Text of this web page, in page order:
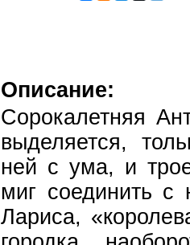
Описание:
Сорокалетняя
выделяется,
ней с ума, и
миг соединить с
Лариса,